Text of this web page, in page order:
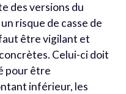
des versions du
risque de casse de
faut être vigilant et
Celui-ci doit
pour être
inférieur, les